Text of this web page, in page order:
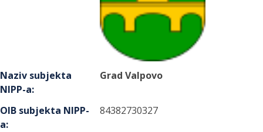
Naziv subjekta
NIPP-a:
Grad Valpovo
OIB subjekta NIPP-
a:
84382730327